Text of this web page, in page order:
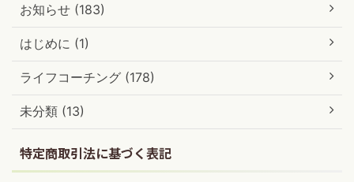
お知らせ (183)
はじめに (1)
ライフコーチング (178)
未分類 (13)
特定商取引法に基づく表記